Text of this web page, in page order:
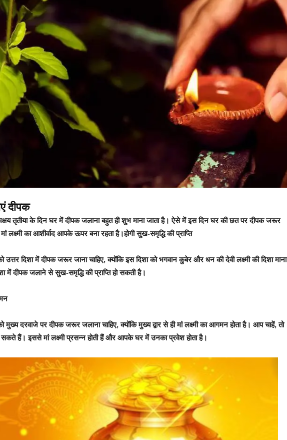
दीपक
तृतीया के दिन घर में दीपक जलाना बहुत ही शुभ माना जाता है। ऐसे में इस दिन घर की छत पर दीपक जरूर
का आशीर्वाद आपके ऊपर बना रहता है।होगी सुख-समृद्धि की प्राप्ति
उत्तर दिशा में दीपक जरूर जाना चाहिए, क्योंकि इस दिशा को भगवान कुबेर और धन की देवी लक्ष्मी की दिशा माना
में दीपक जलाने से सुख-समृद्धि की प्राप्ति हो सकती है।
मुख्य दरवाजे पर दीपक जरूर जलाना चाहिए, क्योंकि मुख्य द्वार से ही मां लक्ष्मी का आगमन होता है। आप चाहें, तो
सकते हैं। इससे मां लक्ष्मी प्रसन्न होती हैं और आपके घर में उनका प्रवेश होता है।